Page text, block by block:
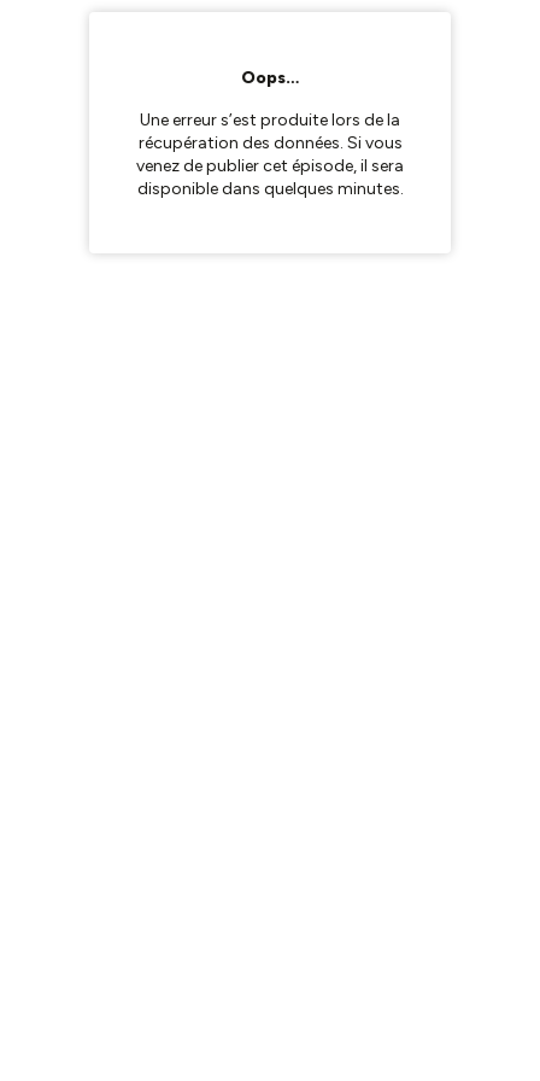
Oops…
Une erreur s’est produite lors de la
récupération des données. Si vous
venez de publier cet épisode, il sera
disponible dans quelques minutes.